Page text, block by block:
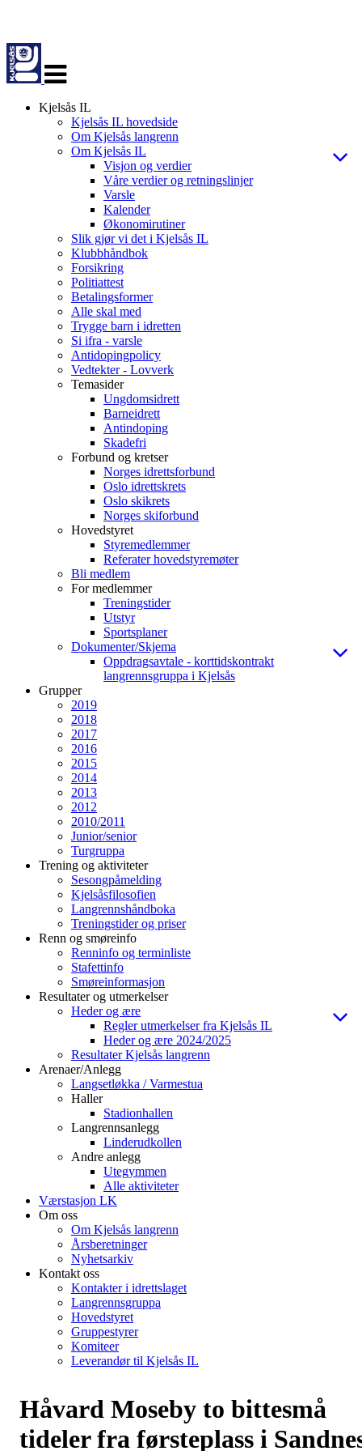
navigasjon
Kjelsås IL
Kjelsås IL hovedside
Om Kjelsås langrenn
Om Kjelsås IL
Visjon og verdier
Våre verdier og retningslinjer
Varsle
Kalender
Økonomirutiner
Slik gjør vi det i Kjelsås IL
Klubbhåndbok
Forsikring
Politiattest
Betalingsformer
Alle skal med
Trygge barn i idretten
Si ifra - varsle
Antidopingpolicy
Vedtekter - Lovverk
Temasider
Ungdomsidrett
Barneidrett
Antindoping
Skadefri
Forbund og kretser
Norges idrettsforbund
Oslo idrettskrets
Oslo skikrets
Norges skiforbund
Hovedstyret
Styremedlemmer
Referater hovedstyremøter
Bli medlem
For medlemmer
Treningstider
Utstyr
Sportsplaner
Dokumenter/Skjema
Oppdragsavtale - korttidskontrakt
langrennsgruppa i Kjelsås
Grupper
2019
2018
2017
2016
2015
2014
2013
2012
2010/2011
Junior/senior
Turgruppa
Trening og aktiviteter
Sesongpåmelding
Kjelsåsfilosofien
Langrennshåndboka
Treningstider og priser
Renn og smøreinfo
Renninfo og terminliste
Stafettinfo
Smøreinformasjon
Resultater og utmerkelser
Heder og ære
Regler utmerkelser fra Kjelsås IL
Heder og ære 2024/2025
Resultater Kjelsås langrenn
Arenaer/Anlegg
Langsetløkka / Varmestua
Haller
Stadionhallen
Langrennsanlegg
Linderudkollen
Andre anlegg
Utegymmen
Alle aktiviteter
Værstasjon LK
Om oss
Om Kjelsås langrenn
Årsberetninger
Nyhetsarkiv
Kontakt oss
Kontakter i idrettslaget
Langrennsgruppa
Hovedstyret
Gruppestyrer
Komiteer
Leverandør til Kjelsås IL
Håvard Moseby to bittesmå
tideler fra førsteplass i